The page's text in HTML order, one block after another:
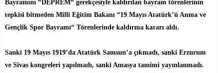
Bayramını “DEPREM“ gerekçesiyle kaldırılan bayram törenlerinin
tepkisi bitmeden Milli Eğitim Bakanı “19 Mayıs Atatürk’ü Anma ve
Gençlik Spor Bayramı“ Törenlerinde kaldırma kararı aldı.
Sanki 19 Mayıs 1919’da Atatürk Samsun’a çıkmadı, sanki Erzurum
ve Sivas kongreleri yapılmadı, sanki Amasya tamimi yayınlanmadı.